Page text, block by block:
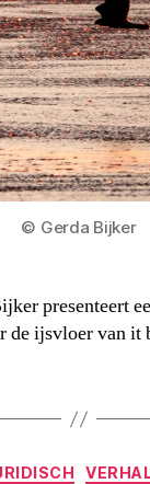
© Gerda Bijker
presenteert
de ijsvloer van it